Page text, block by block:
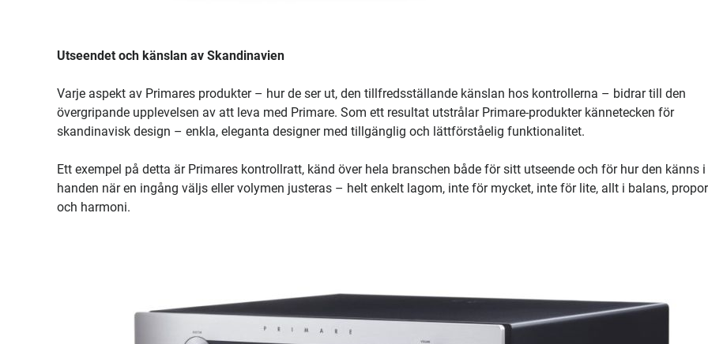
Utseendet och känslan av Skandinavien
Varje aspekt av Primares produkter – hur de ser ut, den tillfredsställande känslan hos kontrollerna – bidrar till den
övergripande upplevelsen av att leva med Primare. Som ett resultat utstrålar Primare-produkter kännetecken för
skandinavisk design – enkla, eleganta designer med tillgänglig och lättförståelig funktionalitet.
Ett exempel på detta är Primares kontrollratt, känd över hela branschen både för sitt utseende och för hur den känns i
handen när en ingång väljs eller volymen justeras – helt enkelt lagom, inte för mycket, inte för lite, allt i balans,
och harmoni.